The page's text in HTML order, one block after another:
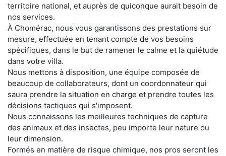
territoire national, et auprès de quiconque aurait besoin de
nos services.
À Chomérac, nous vous garantissons des prestations sur
mesure, effectuée en tenant compte de vos besoins
spécifiques, dans le but de ramener le calme et la quiétude
dans votre villa.
Nous mettons à disposition, une équipe composée de
beaucoup de collaborateurs, dont un coordonnateur qui
saura prendre la situation en charge et prendre toutes les
décisions tactiques qui s'imposent.
Nous connaissons les meilleures techniques de capture
des animaux et des insectes, peu importe leur nature ou
leur dimension.
Formés en matière de risque chimique, nos pros seront les